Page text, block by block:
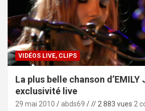
VIDÉOS LIVE, CLIPS
La plus belle chanson d’EMILY
exclusivité live
29 mai 2010 abds69 // 2 883 vues 2